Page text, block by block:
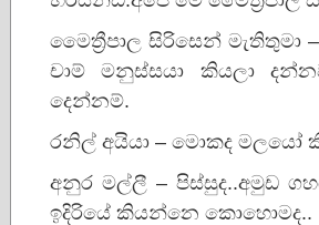
මෛත්‍රීපාල සිරිසෙන්
චාම් මනුස්සයා කියලා
දෙන්නම්.
රනිල් අයියා – මොකද මලයෝ
අනුර මල්ලී – පිස්සුද..අමුඩ
ඉදිරියේ කියන්නෙ කොහොමද..